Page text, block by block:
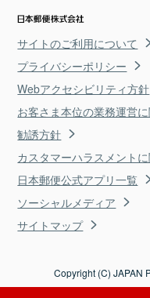
サイトのご利用について
プライバシーポリシー
Webアクセシビリティ方針
お客さま本位の業務運営
勧誘方針
カスタマーハラスメント
日本郵便公式アプリ一覧
ソーシャルメディア
サイトマップ
Copyright (C) JAPAN